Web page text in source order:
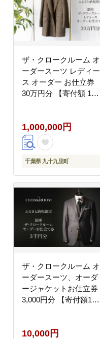
ザ・クロークルーム オ
ーダースーツ レディー
ス オーダー お仕立券
30万円分 【寄付額 100
1,000,000円
千葉県 九十九里町
ザ・クロークルーム オ
ーダースーツ、オーダ
ージャケットお仕立券
3,000円分 【寄付額1万
服 ビジネス 贈答 ギフ
10,000円